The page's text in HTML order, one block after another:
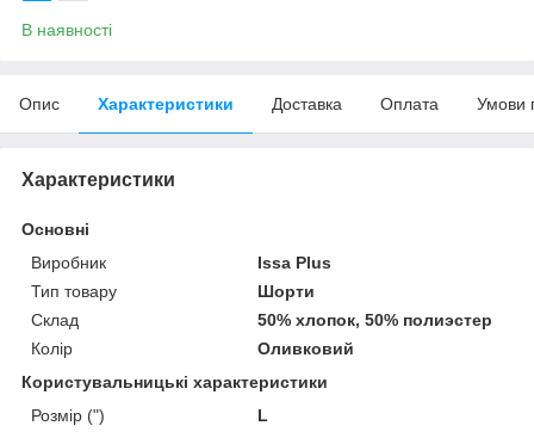
В наявності
Опис Характеристики Доставка Оплата Умови
Характеристики
Основні
Виробник
Issa Plus
Тип товару
Шорти
Склад
50% хлопок, 50% полиэстер
Колір
Оливковий
Користувальницькі характеристики
Розмір (")
L